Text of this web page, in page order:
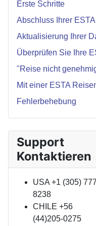
Erste Schritte
Abschluss Ihrer ESTA
Aktualisierung Ihrer
Überprüfen Sie Ihre
"Reise nicht
Mit einer ESTA
Fehlerbehebung
Support
Kontaktieren
USA +1 (305)
8238
CHILE +56
(44)205-0275